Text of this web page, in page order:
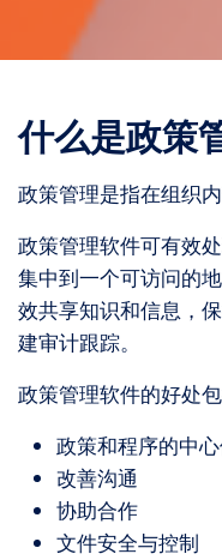
什么是政策
政策管理是指在组织
政策管理软件可有效
集中到一个可访问的
效共享知识和信息，
建审计跟踪。
政策管理软件的好处
政策和程序的中
改善沟通
协助合作
文件安全与控制